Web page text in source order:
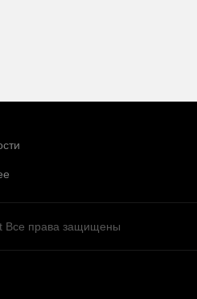
Все права защищены